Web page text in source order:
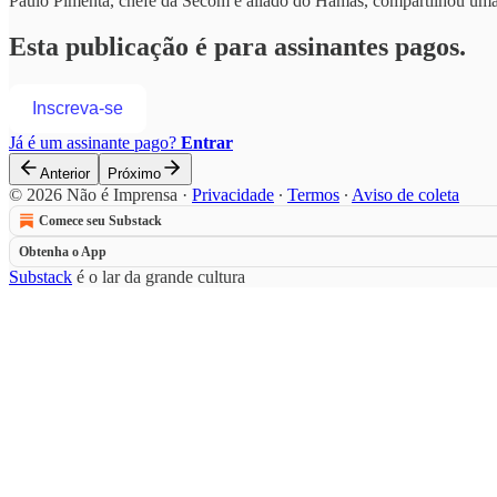
Esta publicação é para assinantes pagos.
Inscreva-se
Já é um assinante pago? Entrar
Anterior Próximo
© 2026 Não é Imprensa · Privacidade ∙ Termos ∙ Aviso de coleta
Comece seu Substack
Obtenha o App
Substack é o lar da grande cultura